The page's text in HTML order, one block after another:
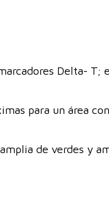
Delta- T;
para un área
de verdes y